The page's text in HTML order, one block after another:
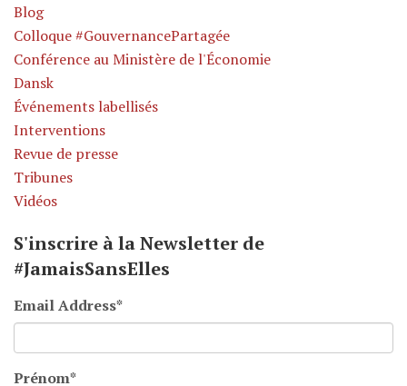
Blog
Colloque #GouvernancePartagée
Conférence au Ministère de l'Économie
Dansk
Événements labellisés
Interventions
Revue de presse
Tribunes
Vidéos
S'inscrire à la Newsletter de
#JamaisSansElles
Email Address*
Prénom*